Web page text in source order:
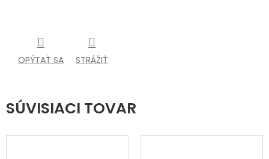
OPÝTAŤ SA STRÁŽIŤ
SÚVISIACI TOVAR